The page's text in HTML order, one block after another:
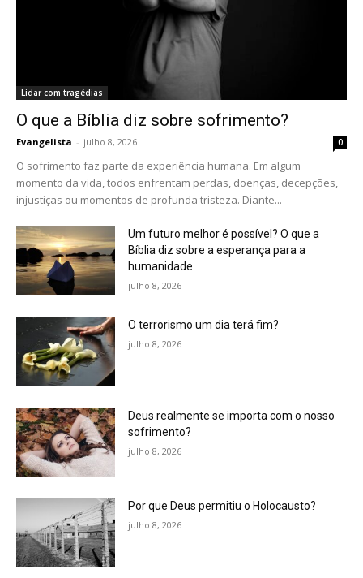
Lidar com tragédias
O que a Bíblia diz sobre sofrimento?
Evangelista - julho 8, 2026 0
O sofrimento faz parte da experiência humana. Em algum
momento da vida, todos enfrentam perdas, doenças, decepções,
injustiças ou momentos de profunda tristeza. Diante...
Um futuro melhor é possível? O que a
Bíblia diz sobre a esperança para a
humanidade
julho 8, 2026
O terrorismo um dia terá fim?
julho 8, 2026
Deus realmente se importa com o nosso
sofrimento?
julho 8, 2026
Por que Deus permitiu o Holocausto?
julho 8, 2026